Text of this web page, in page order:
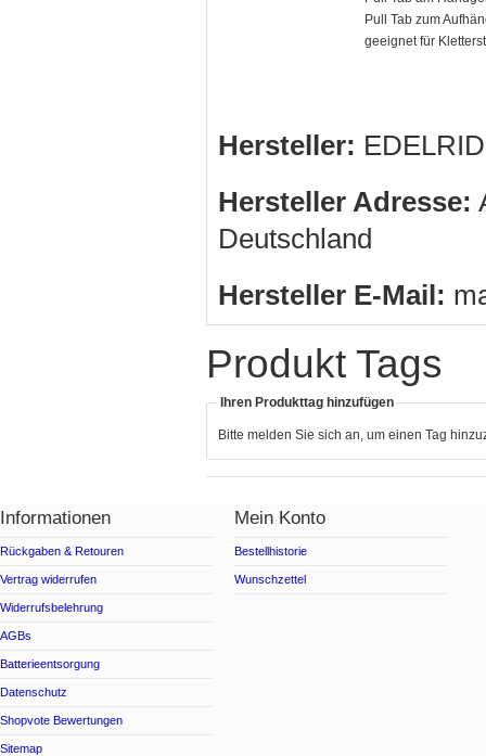
Pull Tab zum
geeignet für
Hersteller:
Hersteller Adresse:
Deutschland
Hersteller E-Mail:
Produkt Tags
Ihren Produkttag hinzufügen
Bitte melden Sie sich an, um einen Tag
Informationen
Rückgaben & Retouren
Vertrag widerrufen
Widerrufsbelehrung
AGBs
Batterieentsorgung
Datenschutz
Shopvote Bewertungen
Sitemap
Mein Konto
Bestellhistorie
Wunschzettel